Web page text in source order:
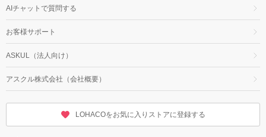
AIチャットで質問する
お客様サポート
ASKUL（法人向け）
アスクル株式会社（会社概要）
LOHACOをお気に入りストアに登録する